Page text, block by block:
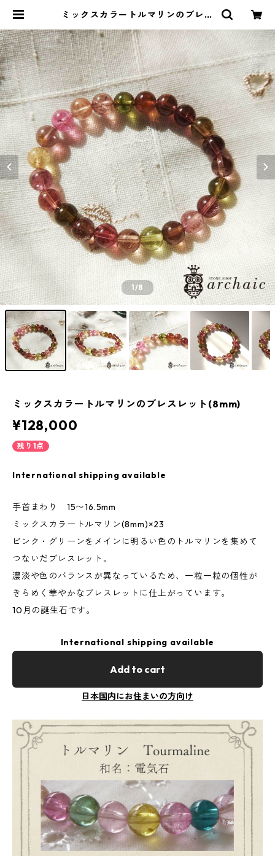
ミックスカラートルマリンのブレス
ルカイック
1/8
ミックスカラートルマリンのブレスレット(8mm)
¥128,000
残り1点
International shipping available
手首まわり 15〜16.5mm
ミックスカラートルマリン(8mm)×23
ピンク・グリーンをメインに明るい色のトルマリンを集めて
つないだブレスレット。
濃淡や色のバランスが異なっているため、一粒一粒の個性が
きらめく華やかなブレスレットに仕上がっています。
10月の誕生石です。
International shipping available
Add to cart
日本国内にお住まいの方向け